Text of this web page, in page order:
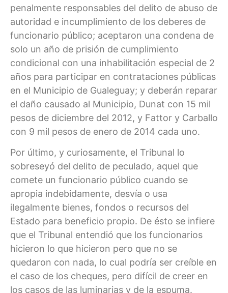
penalmente responsables del delito de abuso de
autoridad e incumplimiento de los deberes de
funcionario público; aceptaron una condena de
solo un año de prisión de cumplimiento
condicional con una inhabilitación especial de 2
años para participar en contrataciones públicas
en el Municipio de Gualeguay; y deberán reparar
el daño causado al Municipio, Dunat con 15 mil
pesos de diciembre del 2012, y Fattor y Carballo
con 9 mil pesos de enero de 2014 cada uno.
Por último, y curiosamente, el Tribunal lo
sobreseyó del delito de peculado, aquel que
comete un funcionario público cuando se
apropia indebidamente, desvía o usa
ilegalmente bienes, fondos o recursos del
Estado para beneficio propio. De ésto se infiere
que el Tribunal entendió que los funcionarios
hicieron lo que hicieron pero que no se
quedaron con nada, lo cual podría ser creíble en
el caso de los cheques, pero difícil de creer en
los casos de las luminarias y de la espuma.